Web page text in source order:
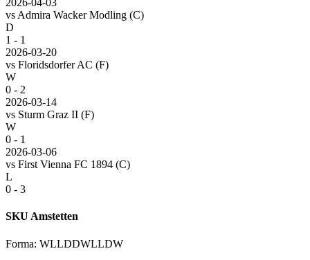
2026-04-03
vs Admira Wacker Modling (C)
D
1 - 1
2026-03-20
vs Floridsdorfer AC (F)
W
0 - 2
2026-03-14
vs Sturm Graz II (F)
W
0 - 1
2026-03-06
vs First Vienna FC 1894 (C)
L
0 - 3
SKU Amstetten
Forma: WLLDDWLLDW